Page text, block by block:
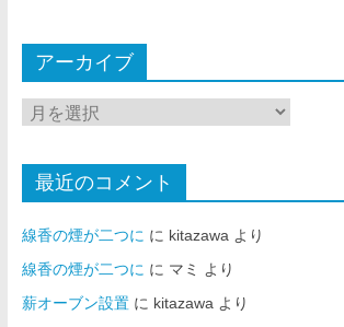
アーカイブ
最近のコメント
線香の煙が二つに に kitazawaより
線香の煙が二つに に マミ より
薪オーブン設置に kitazawaより